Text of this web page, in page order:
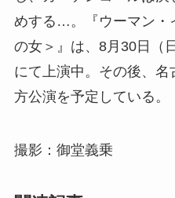
めする…。『ウーマン・
の女＞』は、8月30日（
にて上演中。その後、
方公演を予定している。
撮影：御堂義乗